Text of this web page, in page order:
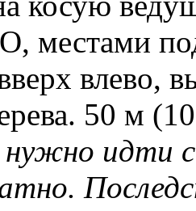
местами
влево,
50 м
идти